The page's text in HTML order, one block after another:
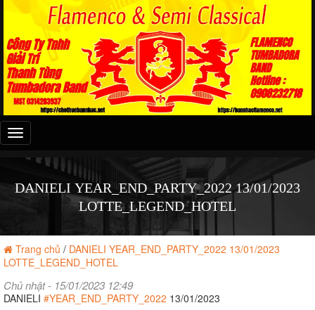
Đây
là
menu
DANIELI YEAR_END_PARTY_2022 13/01/2023
LOTTE_LEGEND_HOTEL
Trang chủ / DANIELI YEAR_END_PARTY_2022 13/01/2023
LOTTE_LEGEND_HOTEL
Chủ nhật - 15/01/2023 12:49
DANIELI #YEAR_END_PARTY_2022 13/01/2023